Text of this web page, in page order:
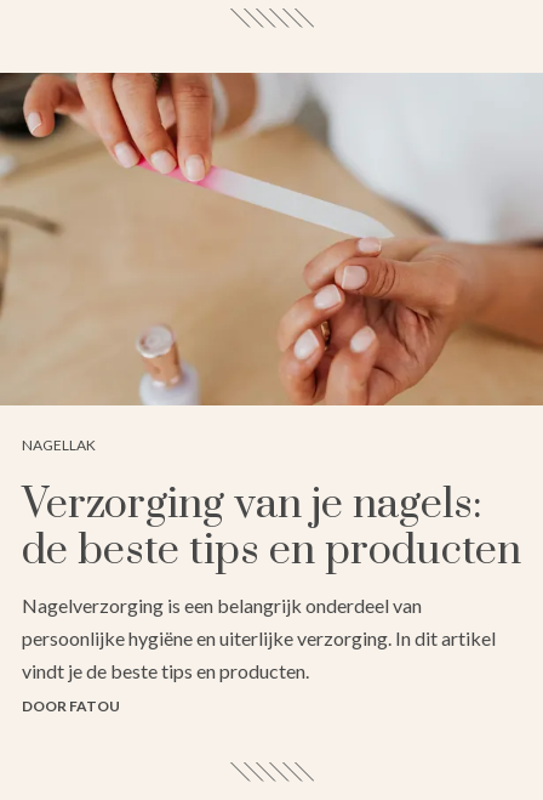
NAGELLAK
Verzorging van je nagels:
de beste tips en producten
Nagelverzorging is een belangrijk onderdeel van
persoonlijke hygiëne en uiterlijke verzorging. In dit artikel
vindt je de beste tips en producten.
DOOR FATOU